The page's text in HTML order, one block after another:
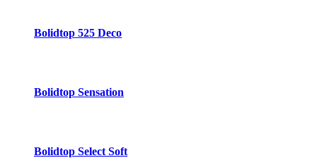
Bolidtop 525 Deco
Bolidtop Sensation
Bolidtop Select Soft